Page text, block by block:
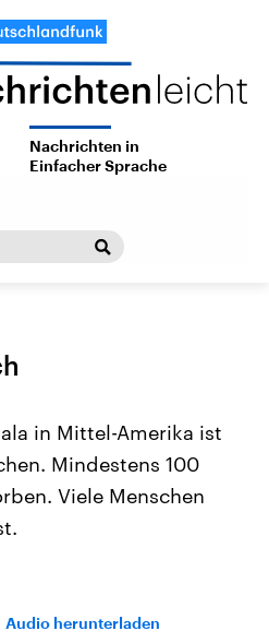
Nachrichten in
Einfacher Sprache
in Mittel-Amerika ist
Mindestens 100
Viele Menschen
Audio herunterladen